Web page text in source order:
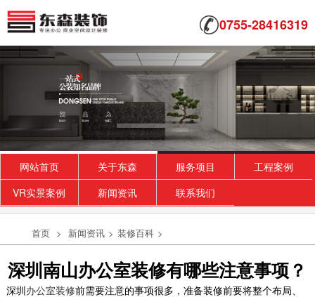
0755-28416319
网站首页 关于东森 服务项目
工程案例
VR实景案例
新闻资讯 联系我们
首页 > 新闻资讯 > 装修百科 >
深圳南山办公室装修有哪些注意事项？
深圳 办公室装修前需要注意的事项很多，准备装修前要将整个布局、